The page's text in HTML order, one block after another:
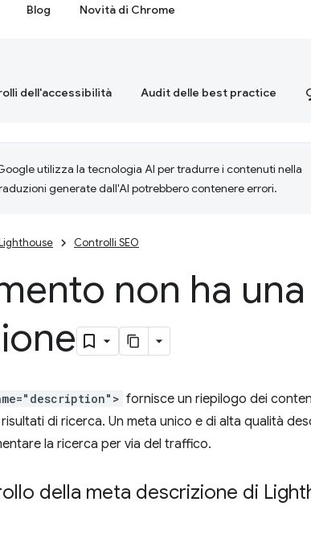
Blog Novità di Chrome
dell'accessibilità Audit delle best practice
utilizza la tecnologia AI per tradurre i contenuti nella
generate dall'AI potrebbero contenere errori.
Controlli SEO
non ha
fornisce un riepilogo dei
di ricerca. Un meta unico e di alta qualità
la ricerca per via del traffico.
della meta descrizione di